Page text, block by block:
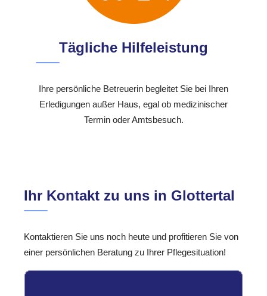
Tägliche Hilfeleistung
Ihre persönliche Betreuerin begleitet Sie bei Ihren
Erledigungen außer Haus, egal ob medizinischer
Termin oder Amtsbesuch.
Ihr Kontakt zu uns in Glottertal
Kontaktieren Sie uns noch heute und profitieren Sie von
einer persönlichen Beratung zu Ihrer Pflegesituation!